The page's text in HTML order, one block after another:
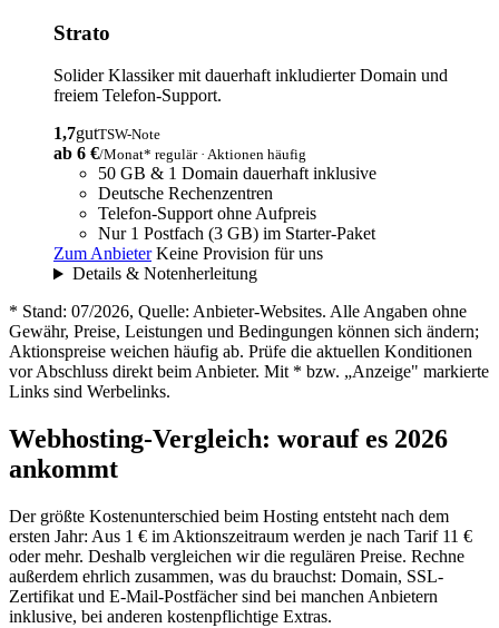
Strato
Solider Klassiker mit dauerhaft inkludierter Domain und
freiem Telefon-Support.
1,7gutTSW-Note
ab 6 €/Monat* regulär · Aktionen häufig
50 GB & 1 Domain dauerhaft inklusive
Deutsche Rechenzentren
Telefon-Support ohne Aufpreis
Nur 1 Postfach (3 GB) im Starter-Paket
Zum Anbieter Keine Provision für uns
Details & Notenherleitung
* Stand: 07/2026, Quelle: Anbieter-Websites. Alle Angaben ohne
Gewähr, Preise, Leistungen und Bedingungen können sich ändern;
Aktionspreise weichen häufig ab. Prüfe die aktuellen Konditionen
vor Abschluss direkt beim Anbieter. Mit * bzw. „Anzeige" markierte
Links sind Werbelinks.
Webhosting-Vergleich: worauf es 2026
ankommt
Der größte Kostenunterschied beim Hosting entsteht nach dem
ersten Jahr: Aus 1 € im Aktionszeitraum werden je nach Tarif 11 €
oder mehr. Deshalb vergleichen wir die regulären Preise. Rechne
außerdem ehrlich zusammen, was du brauchst: Domain, SSL-
Zertifikat und E-Mail-Postfächer sind bei manchen Anbietern
inklusive, bei anderen kostenpflichtige Extras.